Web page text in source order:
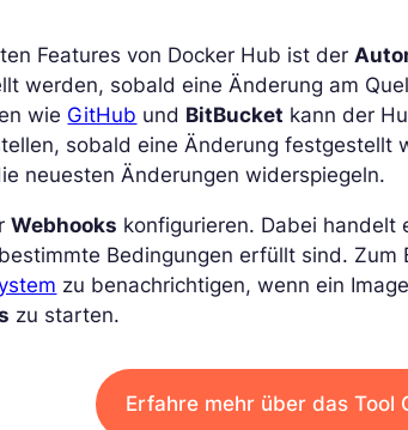
Features von Docker Hub ist der
werden, sobald eine Änderung am
wie GitHub und BitBucket kann der
sobald eine Änderung festgestellt
neuesten Änderungen widerspiegeln.
Webhooks konfigurieren. Dabei handelt
Bedingungen erfüllt sind.
zu benachrichtigen, wenn ein
zu starten.
Erfahre mehr über das Tool